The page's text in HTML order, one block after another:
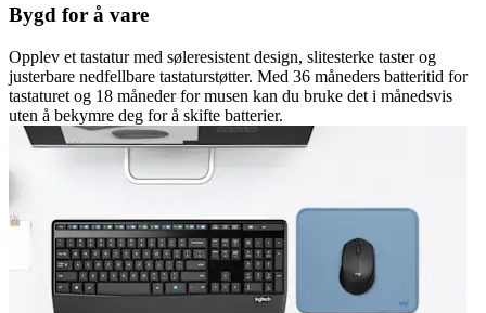
Bygd for å vare
Opplev et tastatur med søleresistent design, slitesterke taster og
justerbare nedfellbare tastaturstøtter. Med 36 måneders batteritid for
tastaturet og 18 måneder for musen kan du bruke det i månedsvis
uten å bekymre deg for å skifte batterier.